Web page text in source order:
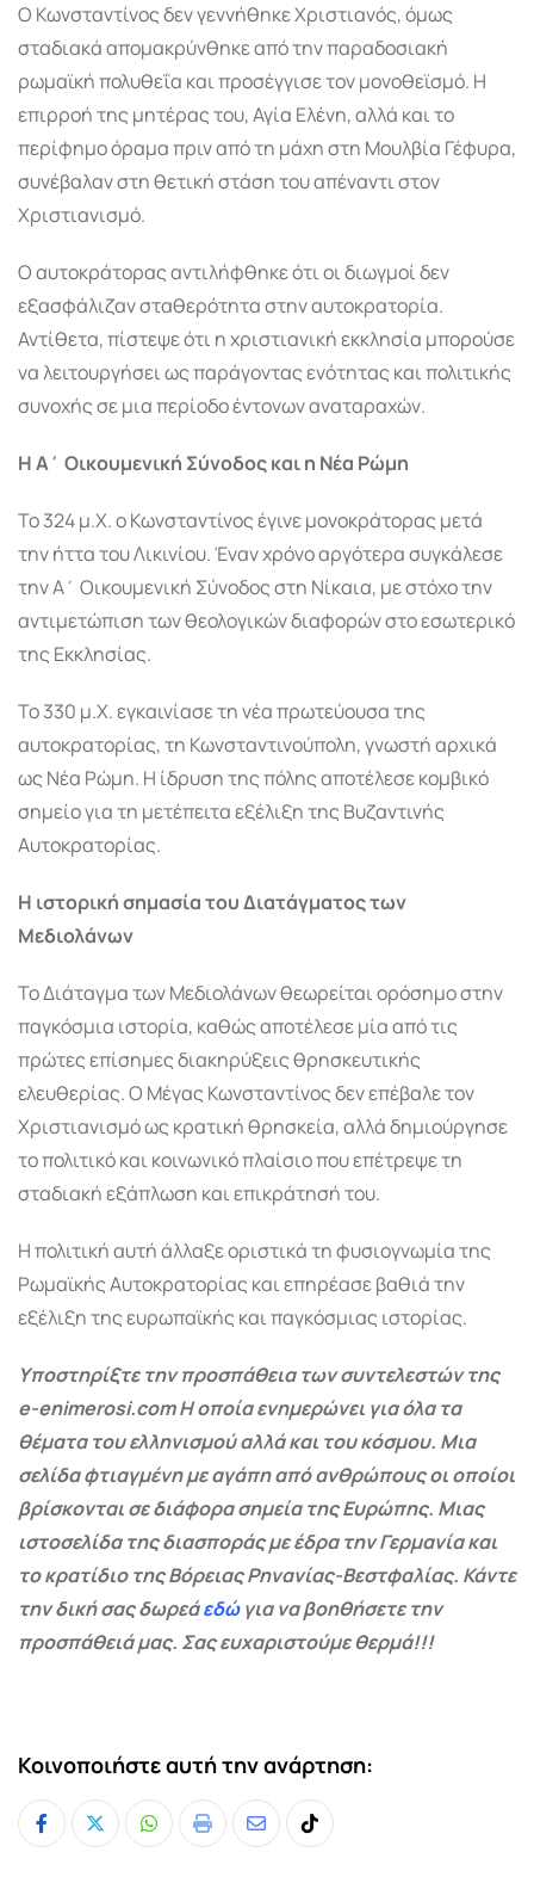
Ο Κωνσταντίνος δεν γεννήθηκε Χριστιανός, όμως
σταδιακά απομακρύνθηκε από την παραδοσιακή
ρωμαϊκή πολυθεΐα και προσέγγισε τον μονοθεϊσμό. Η
επιρροή της μητέρας του,Αγία Ελένη, αλλά και το
περίφημο όραμα πριν από τη μάχη στη Μουλβία Γέφυρα,
συνέβαλαν στη θετική στάση του απέναντι στον
Χριστιανισμό.
Ο αυτοκράτορας αντιλήφθηκε ότι οι διωγμοί δεν
εξασφάλιζαν σταθερότητα στην αυτοκρατορία.
Αντίθετα, πίστεψε ότι η χριστιανική εκκλησία μπορούσε
να λειτουργήσει ως παράγοντας ενότητας και πολιτικής
συνοχής σε μια περίοδο έντονων αναταραχών.
Η Α΄ Οικουμενική Σύνοδος και η Νέα Ρώμη
Το 324 μ.Χ. ο Κωνσταντίνος έγινε μονοκράτορας μετά
την ήττα του Λικινίου. Έναν χρόνο αργότερα συγκάλεσε
τηνΑ΄ Οικουμενική Σύνοδοςστη Νίκαια, με στόχο την
αντιμετώπιση των θεολογικών διαφορών στο εσωτερικό
της Εκκλησίας.
Το 330 μ.Χ. εγκαινίασε τη νέα πρωτεύουσα της
αυτοκρατορίας, τη Κωνσταντινούπολη, γνωστή αρχικά
ως Νέα Ρώμη. Η ίδρυση της πόλης αποτέλεσε κομβικό
σημείο για τη μετέπειτα εξέλιξη της Βυζαντινής
Αυτοκρατορίας.
Η ιστορική σημασία του Διατάγματος των
Μεδιολάνων
Το Διάταγμα των Μεδιολάνων θεωρείται ορόσημο στην
παγκόσμια ιστορία, καθώς αποτέλεσε μία από τις
πρώτες επίσημες διακηρύξεις θρησκευτικής
ελευθερίας. Ο Μέγας Κωνσταντίνοςδεν επέβαλε τον
Χριστιανισμό ως κρατική θρησκεία, αλλά δημιούργησε
το πολιτικό και κοινωνικό πλαίσιο που επέτρεψε τη
σταδιακή εξάπλωση και επικράτησή του.
Η πολιτική αυτή άλλαξε οριστικά τη φυσιογνωμία της
Ρωμαϊκής Αυτοκρατορίας και επηρέασε βαθιά την
εξέλιξη της ευρωπαϊκής και παγκόσμιας ιστορίας.
Υποστηρίξτε την προσπάθεια των συντελεστών της
e-enimerosi.com Η οποία ενημερώνει για όλα τα
θέματα του ελληνισμού αλλά και του κόσμου. Μια
σελίδα φτιαγμένη με αγάπη από ανθρώπους οι οποίοι
βρίσκονται σε διάφορα σημεία της Ευρώπης. Μιας
ιστοσελίδα της διασποράς με έδρα την Γερμανία και
το κρατίδιο της Βόρειας Ρηνανίας-Βεστφαλίας. Κάντε
την δική σας δωρεάεδώγια να βοηθήσετε την
προσπάθειά μας. Σας ευχαριστούμε θερμά!!!
Κοινοποιήστε αυτή την ανάρτηση:
Whatsapp
Print
ShareTiktok